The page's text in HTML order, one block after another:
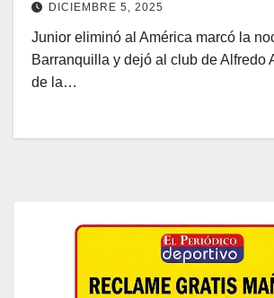
DICIEMBRE 5, 2025
Junior eliminó al América marcó la
Barranquilla y dejó al club de Alfredo
de la…